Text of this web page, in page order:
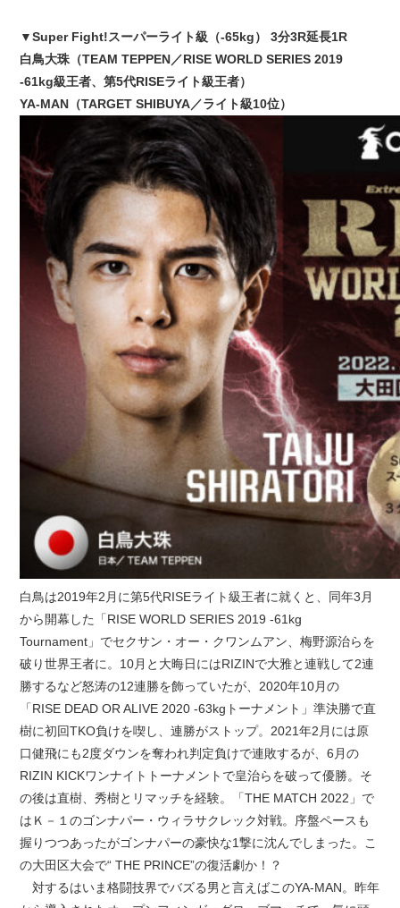
▼Super Fight!スーパーライト級（-65kg） 3分3R延長1R
白鳥大珠（TEAM TEPPEN／RISE WORLD SERIES 2019
-61kg級王者、第5代RISEライト級王者）
YA-MAN（TARGET SHIBUYA／ライト級10位）
白鳥は2019年2月に第5代RISEライト級王者に就くと、同年3月
から開幕した「RISE WORLD SERIES 2019 -61kg
Tournament」でセクサン・オー・クワンムアン、梅野源治らを
破り世界王者に。10月と大晦日にはRIZINで大雅と連戦して2連
勝するなど怒涛の12連勝を飾っていたが、2020年10月の
「RISE DEAD OR ALIVE 2020 -63kgトーナメント」準決勝で直
樹に初回TKO負けを喫し、連勝がストップ。2021年2月には原
口健飛にも2度ダウンを奪われ判定負けで連敗するが、6月の
RIZIN KICKワンナイトトーナメントで皇治らを破って優勝。そ
の後は直樹、秀樹とリマッチを経験。「THE MATCH 2022」で
はＫ－１のゴンナパー・ウィラサクレック対戦。序盤ペースも
握りつつあったがゴンナパーの豪快な1撃に沈んでしまった。こ
の大田区大会で“ THE PRINCE”の復活劇か！？
対するはいま格闘技界でバズる男と言えばこのYA-MAN。昨年